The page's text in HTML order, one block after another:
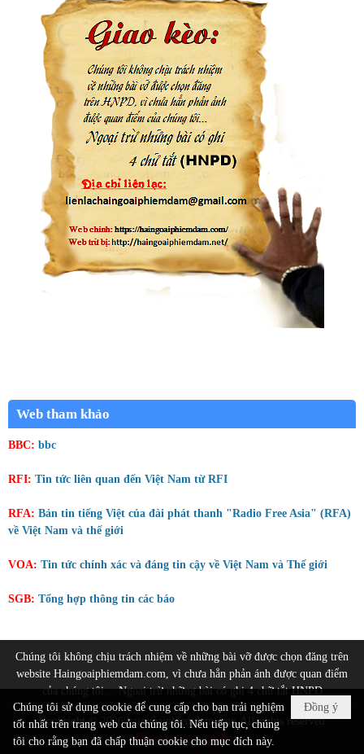
Web tham khảo
BBC: bbc
RFI: Tin tức liên quan đến Việt Nam từ RFI
RFA: Bản tin tiếng Việt của đài phát thanh "Radio Free Asia" (RFA)
về Việt Nam và thế giới
VOA: Tin tức chính xác và đáng tin cậy về Việt Nam và Thế giới
SGB: Tổng hợp thông tin các báo
Chúng tôi không chịu trách nhiệm về những bài vỡ được chọn đăng trên
website Haingoaiphiemdam.com, vì chưa hẳn phản ánh được quan điểm
của chúng tôi… Ngoại trừ những bài có ghi 4 chữ tắt HNPD
Copyright © 2026haingoaiphiemdam.comAll rights reserved
Đồng ý
Chúng tôi sử dụng cookie để cung cấp cho bạn trải nghiệm
tốt nhất trên trang web của chúng tôi. Nếu tiếp tục, chúng
tôi cho rằng bạn đã chấp thuận cookie cho mục đích này.